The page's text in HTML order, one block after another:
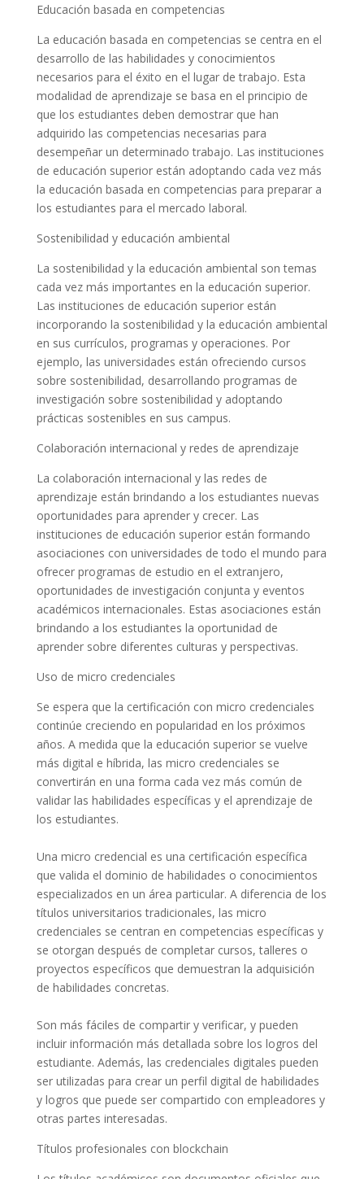
Educación basada en competencias
La educación basada en competencias se centra en el
desarrollo de las habilidades y conocimientos
necesarios para el éxito en el lugar de trabajo. Esta
modalidad de aprendizaje se basa en el principio de
que los estudiantes deben demostrar que han
adquirido las competencias necesarias para
desempeñar un determinado trabajo. Las instituciones
de educación superior están adoptando cada vez más
la educación basada en competencias para preparar a
los estudiantes para el mercado laboral.
Sostenibilidad y educación ambiental
La sostenibilidad y la educación ambiental son temas
cada vez más importantes en la educación superior.
Las instituciones de educación superior están
incorporando la sostenibilidad y la educación ambiental
en sus currículos, programas y operaciones. Por
ejemplo, las universidades están ofreciendo cursos
sobre sostenibilidad, desarrollando programas de
investigación sobre sostenibilidad y adoptando
prácticas sostenibles en sus campus.
Colaboración internacional y redes de aprendizaje
La colaboración internacional y las redes de
aprendizaje están brindando a los estudiantes nuevas
oportunidades para aprender y crecer. Las
instituciones de educación superior están formando
asociaciones con universidades de todo el mundo para
ofrecer programas de estudio en el extranjero,
oportunidades de investigación conjunta y eventos
académicos internacionales. Estas asociaciones están
brindando a los estudiantes la oportunidad de
aprender sobre diferentes culturas y perspectivas.
Uso de micro credenciales
Se espera que la certificación con micro credenciales
continúe creciendo en popularidad en los próximos
años. A medida que la educación superior se vuelve
más digital e híbrida, las micro credenciales se
convertirán en una forma cada vez más común de
validar las habilidades específicas y el aprendizaje de
los estudiantes.
Una micro credencial es una certificación específica
que valida el dominio de habilidades o conocimientos
especializados en un área particular. A diferencia de los
títulos universitarios tradicionales, las micro
credenciales se centran en competencias específicas y
se otorgan después de completar cursos, talleres o
proyectos específicos que demuestran la adquisición
de habilidades concretas.
Son más fáciles de compartir y verificar, y pueden
incluir información más detallada sobre los logros del
estudiante. Además, las credenciales digitales pueden
ser utilizadas para crear un perfil digital de habilidades
y logros que puede ser compartido con empleadores y
otras partes interesadas.
Títulos profesionales con blockchain